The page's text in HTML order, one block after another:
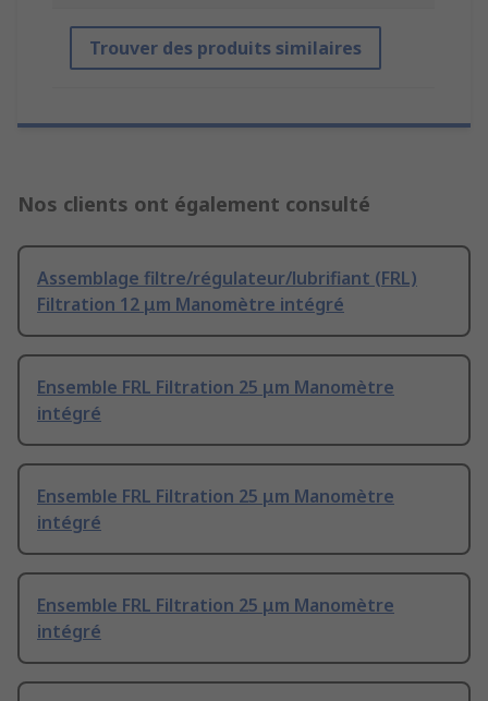
Trouver des produits similaires
Nos clients ont également consulté
Assemblage filtre/régulateur/lubrifiant (FRL)
Filtration 12 μm Manomètre intégré
Ensemble FRL Filtration 25 μm Manomètre
intégré
Ensemble FRL Filtration 25 μm Manomètre
intégré
Ensemble FRL Filtration 25 μm Manomètre
intégré